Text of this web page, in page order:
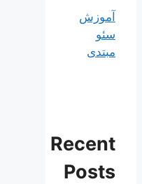
آموزش
سئو
مبتدی
Recent
Posts